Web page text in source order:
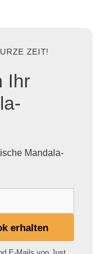
ZEIT!
Ihr
Mandala-
erhalten